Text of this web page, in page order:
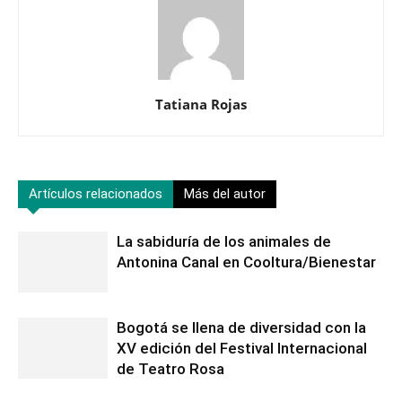
Tatiana Rojas
Artículos relacionados Más del autor
La sabiduría de los animales de
Antonina Canal en Cooltura/Bienestar
Bogotá se llena de diversidad con la
XV edición del Festival Internacional
de Teatro Rosa